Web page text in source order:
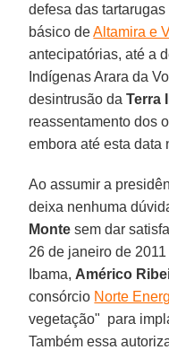
defesa das
básico deAltamira e
antecipatórias, até a
Indígenas Arara da
desintrusão daTerra
reassentamento dos
embora até esta data
Ao assumir a
deixa nenhuma
Monte sem dar
26 de janeiro de
Ibama, Américo
consórcio Norte
vegetação" para
Também essa